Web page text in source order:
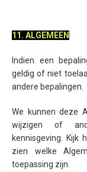
11. ALGEMEEN
Indien een
geldig of niet
andere bepalingen.
We kunnen deze
wijzigen of
kennisgeving. Kijk
zien welke
toepassing zijn.